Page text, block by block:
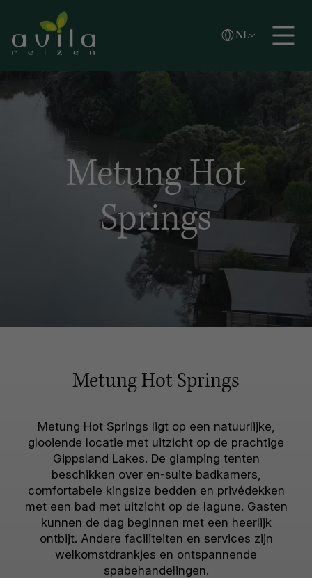
Zoeken
NL
Vlaams
English
Metung Hot
Springs
Metung Hot Springs
Metung Hot Springs ligt op een natuurlijke,
glooiende locatie met uitzicht op de prachtige
Gippsland Lakes. De glamping tenten
beschikken over en-suite badkamers,
comfortabele kingsize bedden en privédekken
met een bad met uitzicht op de lagune. Gasten
kunnen de dag beginnen met een heerlijk
ontbijt. Andere faciliteiten en services zijn
welkomstdrankjes en ontspannende
spabehandelingen.